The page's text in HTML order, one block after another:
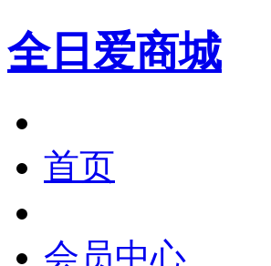
全日爱商城
首页
会员中心